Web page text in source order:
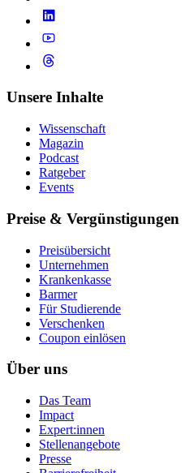
Unsere Inhalte
Wissenschaft
Magazin
Podcast
Ratgeber
Events
Preise & Vergünstigungen
Preisübersicht
Unternehmen
Krankenkasse
Barmer
Für Studierende
Ver­schen­ken
Coupon einlösen
Über uns
Das Team
Impact
Expert:innen
Stellenangebote
Presse